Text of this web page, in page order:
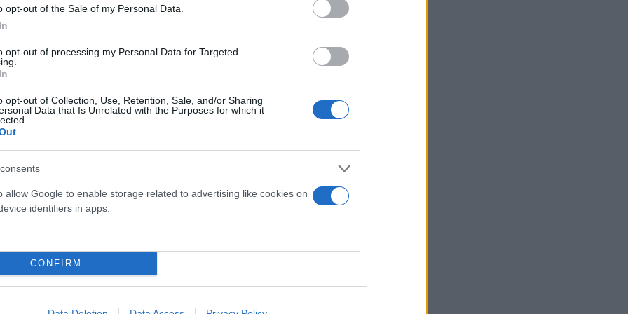
opt-out of the Sale of my Personal Data.
opt-out of processing my Personal Data for Targeted
opt-out of Collection, Use, Retention, Sale, and/or Sharing
Data that Is Unrelated with the Purposes for which it
allow Google to enable storage related to advertising like cookies on
identifiers in apps.
CONFIRM
στην κόλαση της πολιτικής».
μαζί, «είναι όλη η διαδρομή», όπως είπε.
Flash.grστην αναζήτηση τηςGoogle